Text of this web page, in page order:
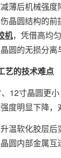
薄后机械强
晶圆结构的
机，凭借高均
圆的无损分离
艺的技术难点
寸晶圆更小
度明显下降，
软化胶层后
圆内部金属互